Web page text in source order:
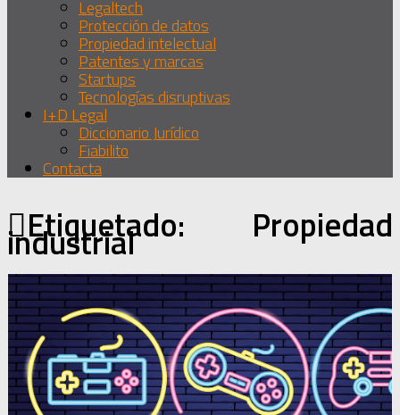
Legaltech
Protección de datos
Propiedad intelectual
Patentes y marcas
Startups
Tecnologías disruptivas
I+D Legal
Diccionario Jurídico
Fiabilito
Contacta
Etiquetado: Propiedad
industrial